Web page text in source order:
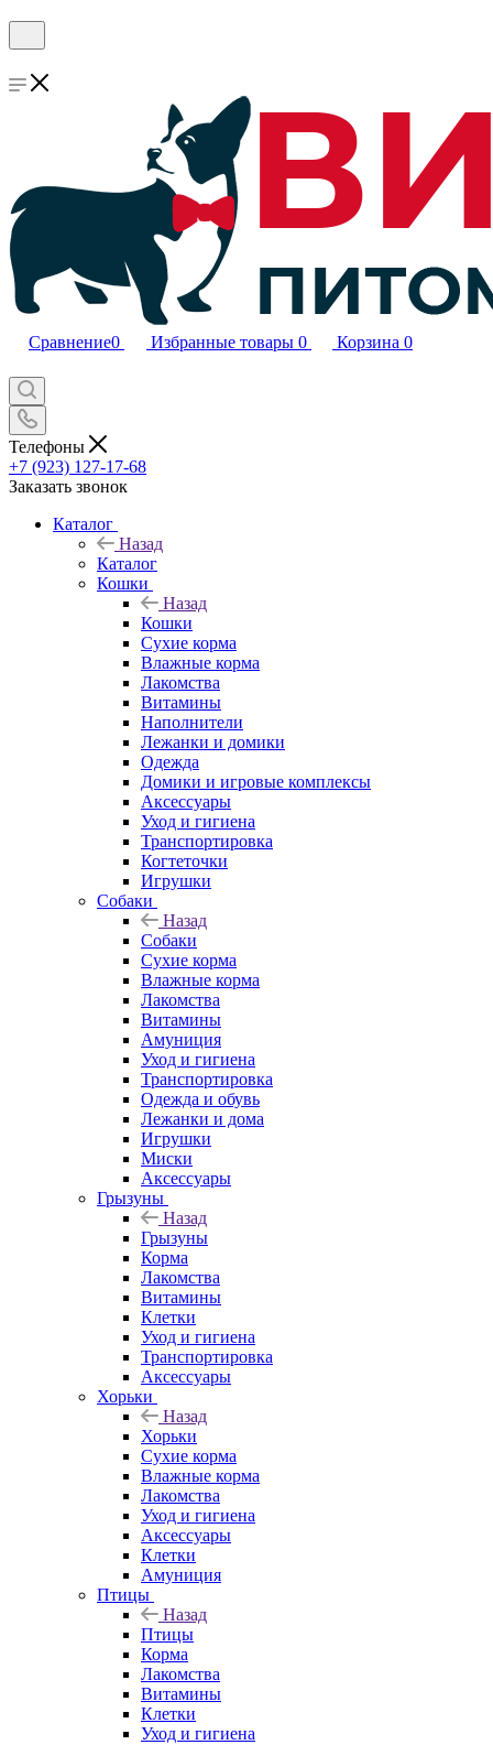
Сравнение0 Избранные товары 0 Корзина 0
Телефоны
+7 (923) 127-17-68
Заказать звонок
Каталог
Назад
Каталог
Кошки
Назад
Кошки
Сухие корма
Влажные корма
Лакомства
Витамины
Наполнители
Лежанки и домики
Одежда
Домики и игровые комплексы
Аксессуары
Уход и гигиена
Транспортировка
Когтеточки
Игрушки
Собаки
Назад
Собаки
Сухие корма
Влажные корма
Лакомства
Витамины
Амуниция
Уход и гигиена
Транспортировка
Одежда и обувь
Лежанки и дома
Игрушки
Миски
Аксессуары
Грызуны
Назад
Грызуны
Корма
Лакомства
Витамины
Клетки
Уход и гигиена
Транспортировка
Аксессуары
Хорьки
Назад
Хорьки
Сухие корма
Влажные корма
Лакомства
Уход и гигиена
Аксессуары
Клетки
Амуниция
Птицы
Назад
Птицы
Корма
Лакомства
Витамины
Клетки
Уход и гигиена